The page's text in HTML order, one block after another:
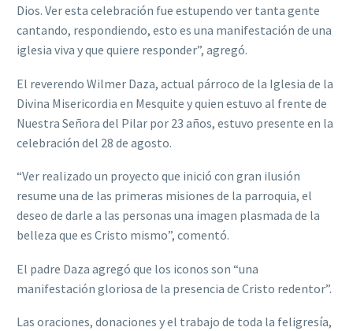
Dios. Ver esta celebración fue estupendo ver tanta gente
cantando, respondiendo, esto es una manifestación de una
iglesia viva y que quiere responder”, agregó.
El reverendo Wilmer Daza, actual párroco de la Iglesia de la
Divina Misericordia en Mesquite y quien estuvo al frente de
Nuestra Señora del Pilar por 23 años, estuvo presente en la
celebración del 28 de agosto.
“Ver realizado un proyecto que inició con gran ilusión
resume una de las primeras misiones de la parroquia, el
deseo de darle a las personas una imagen plasmada de la
belleza que es Cristo mismo”, comentó.
El padre Daza agregó que los iconos son “una
manifestación gloriosa de la presencia de Cristo redentor”.
Las oraciones, donaciones y el trabajo de toda la feligresía,